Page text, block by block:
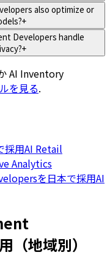
also optimize or
+
Developers handle
+
AI Inventory
を見る.
採用AI Retail
Analytics
を日本で採用AI
地域別）